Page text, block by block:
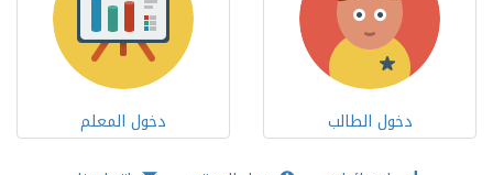
دخول الطالب
دخول المعلم